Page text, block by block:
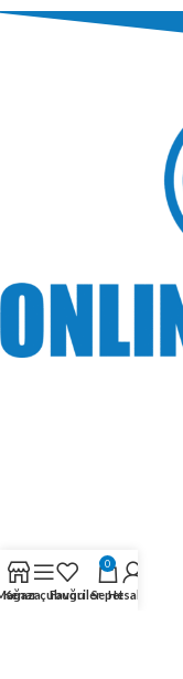
Kenar çubuğu
Favoriler
0
SepetHesabım